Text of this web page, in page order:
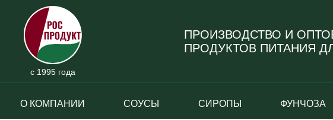
с 1995 года
ПРОИЗВОДСТВО И
ПРОДУКТОВ ПИТАНИЯ
О КОМПАНИИ СОУСЫ СИРОПЫ ФУНЧОЗА